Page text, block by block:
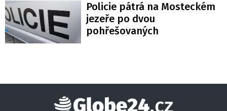
Policie pátrá na Mosteckém
jezeře po dvou
pohřešovaných
Globe24